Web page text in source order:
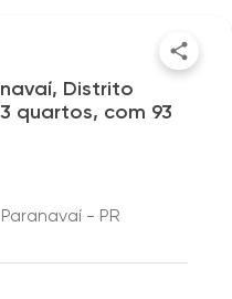
Distrito
quartos, com 93
- PR